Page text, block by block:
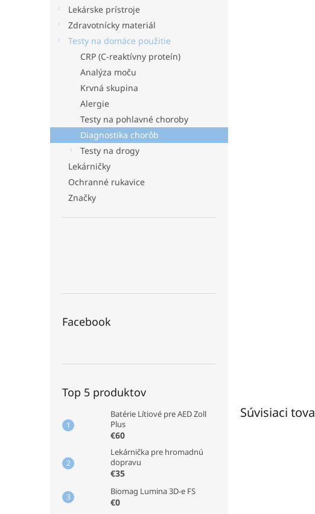
Lekárske prístroje
Zdravotnícky materiál
Testy na domáce použitie
CRP (C-reaktívny proteín)
Analýza moču
Krvná skupina
Alergie
Testy na pohlavné choroby
Diagnostika chorôb
Testy na drogy
Lekárničky
Ochranné rukavice
Značky
Facebook
Top 5 produktov
Batérie Lítiové pre AED Zoll
Plus
€60
Lekárnička pre hromadnú
dopravu
€35
Biomag Lumina 3D-e FS
€0
Súvisiaci